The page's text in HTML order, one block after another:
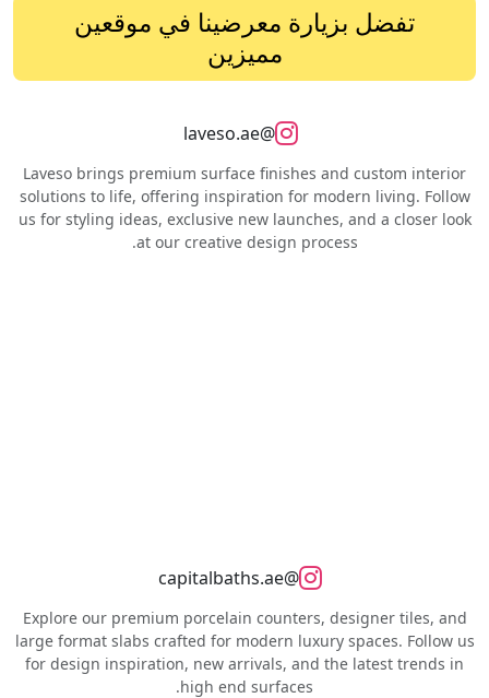
تفضل بزيارة معرضينا في موقعين
مميزين
@laveso.ae
Laveso brings premium surface finishes and custom interior
solutions to life, offering inspiration for modern living. Follow
us for styling ideas, exclusive new launches, and a closer look
at our creative design process.
@capitalbaths.ae
Explore our premium porcelain counters, designer tiles, and
large format slabs crafted for modern luxury spaces. Follow us
for design inspiration, new arrivals, and the latest trends in
high end surfaces.